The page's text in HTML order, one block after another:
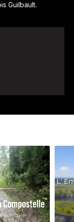
Guilbault.